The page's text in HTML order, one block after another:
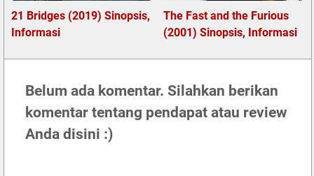
21 Bridges (2019) Sinopsis,
Informasi
The Fast and the Furious
(2001) Sinopsis, Informasi
Belum ada komentar. Silahkan berikan
komentar tentang pendapat atau review
Anda disini :)